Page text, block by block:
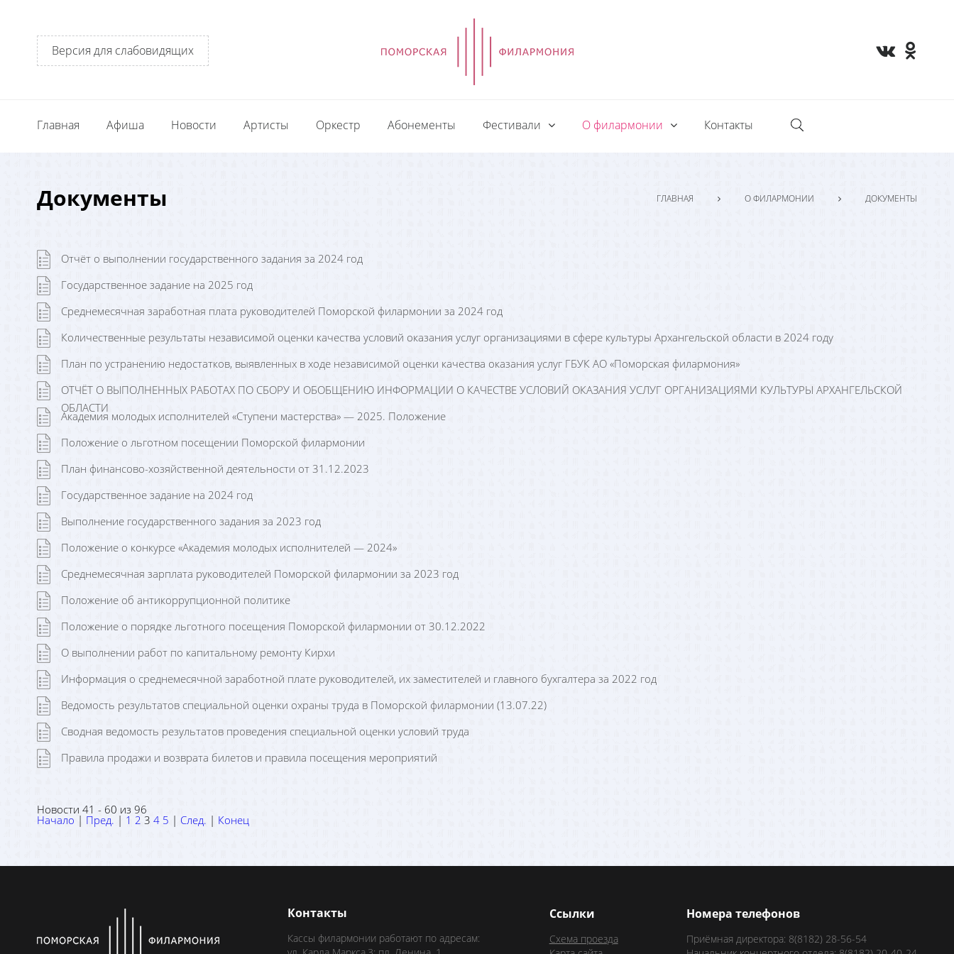
Версия для слабовидящих
Главная Афиша Новости Артисты Оркестр Абонементы Фестивали О филармонии Контакты
Документы ГЛАВНАЯ О ФИЛАРМОНИИ ДОКУМЕНТЫ
Отчёт о выполнении государственного задания за 2024 год
Государственное задание на 2025 год
Среднемесячная заработная плата руководителей Поморской филармонии за 2024 год
Количественные результаты независимой оценки качества условий оказания услуг организациями в сфере культуры Архангельской области в 2024 году
План по устранению недостатков, выявленных в ходе независимой оценки качества оказания услуг ГБУК АО «Поморская филармония»
ОТЧЁТ О ВЫПОЛНЕННЫХ РАБОТАХ ПО СБОРУ И ОБОБЩЕНИЮ ИНФОРМАЦИИ О КАЧЕСТВЕ УСЛОВИЙ ОКАЗАНИЯ УСЛУГ ОРГАНИЗАЦИЯМИ КУЛЬТУРЫ АРХАНГЕЛЬСКОЙ
ОБЛАСТИ
Академия молодых исполнителей «Ступени мастерства» — 2025. Положение
Положение о льготном посещении Поморской филармонии
План финансово-хозяйственной деятельности от 31.12.2023
Государственное задание на 2024 год
Выполнение государственного задания за 2023 год
Положение о конкурсе «Академия молодых исполнителей — 2024»
Среднемесячная зарплата руководителей Поморской филармонии за 2023 год
Положение об антикоррупционной политике
Положение о порядке льготного посещения Поморской филармонии от 30.12.2022
О выполнении работ по капитальному ремонту Кирхи
Информация о среднемесячной заработной плате руководителей, их заместителей и главного бухгалтера за 2022 год
Ведомость результатов специальной оценки охраны труда в Поморской филармонии (13.07.22)
Сводная ведомость результатов проведения специальной оценки условий труда
Правила продажи и возврата билетов и правила посещения мероприятий
Новости 41 - 60 из 96
Начало | Пред. | 1 2 3 4 5 | След. | Конец
Контакты
Кассы филармонии работают по адресам:
Номера телефонов
Приёмная директора: 8(8182) 28-56-54
Ссылки
Схема проезда